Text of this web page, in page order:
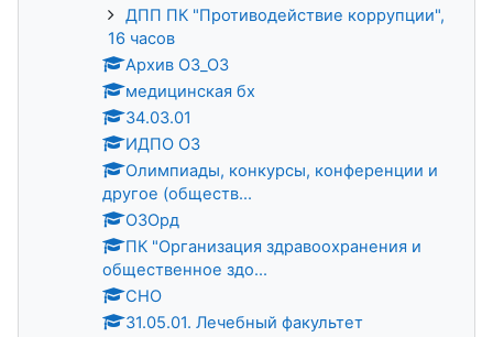
ДПП ПК "Противодействие коррупции",
16 часов
Архив ОЗ_ОЗ
медицинская бх
34.03.01
ИДПО ОЗ
Олимпиады, конкурсы, конференции и
другое (обществ...
ОЗОрд
ПК "Организация здравоохранения и
общественное здо...
СНО
31.05.01. Лечебный факультет